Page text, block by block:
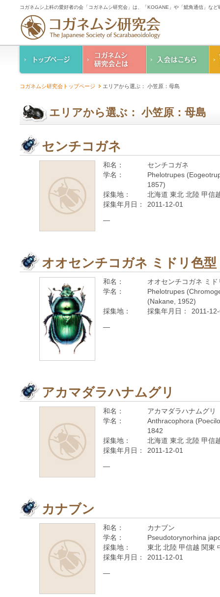
コガネムシ上科の愛好者の会「コガネムシ研究会」は、「KOGANE」や「鰓角通信」な
ご案内
幹事紹介
人情報保護要領
コガネムシ研究会トップページ エリアから選ぶ： 小笠原：母島
エリアから選ぶ： 小笠原：母島
センチコガネ
和名：
センチコガネ
学名：
Phelotrupes
1857)
採集地：
北海道 東北 北陸 甲信
採集年月日：
2011-12-01
—
オオセンチコガネ ミドリ色型
和名：
オオセンチコガネ ミド
学名：
Phelotrupes
(Nakane, 1952)
採集地：
採集年月日： 2011-
—
アカマダラハナムグリ
和名：
アカマダラハナムグリ
学名：
Anthracophora
1842
採集地：
北海道 東北 北陸 甲信
採集年月日：
2011-12-01
—
カナブン
和名：
カナブン
学名：
Pseudotorynorhina
採集地：
東北 北陸 甲信越 関東
採集年月日：
2011-12-01
—